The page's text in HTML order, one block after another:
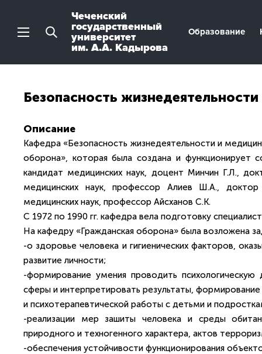
Чеченский
государственный
университет
им. А.А. Кадырова
Образование
Безопасность
Описание
Кафедра «Безопасность жизнедеятельности и
оборона», которая была создана и функционирует
кандидат медицинских наук, доцент Минчин Г.Л.,
медицинских наук, профессор Алиев Ш.А.,
медицинских наук, профессор Айсханов С.К.
С 1972 по 1990 гг. кафедра вела подготовку
На кафедру «Гражданская оборона» была возложена
-о здоровье человека и гигиенических факторов,
развитие личности;
-формирование умения проводить психологическую
сферы и интерпретировать результаты,
и психотерапевтической работы с детьми и
-реализации мер зашиты человека и среды
природного и техногенного характера, актов
-обеспечения устойчивости функционирования